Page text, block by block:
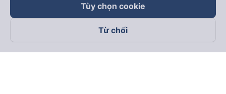
Theo dõi chúng tôi trên
Tùy chọn cookie
Từ chối